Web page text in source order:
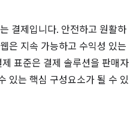
결제입니다. 안전하고 원활하
은 지속 가능하고 수익성 있는
표준은 결제 솔루션을 판매자
있는 핵심 구성요소가 될 수 있